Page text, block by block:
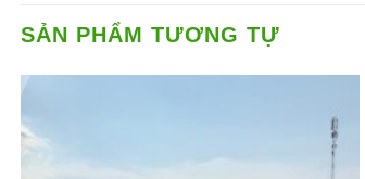
SẢN PHẨM TƯƠNG TỰ